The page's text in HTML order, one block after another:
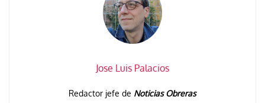
Jose Luis Palacios
Redactor jefe de Noticias Obreras